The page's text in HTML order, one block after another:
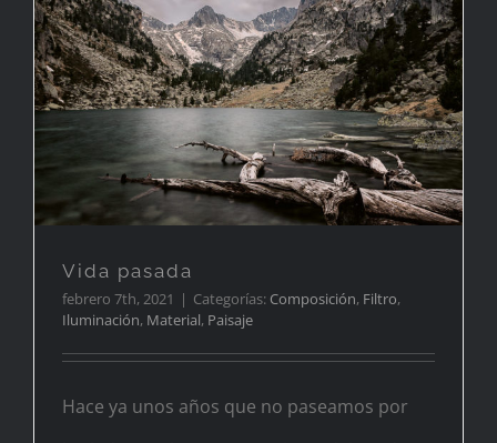
Vida pasada
Vida pasada
febrero 7th, 2021 | Categorías: Composición, Filtro,
Iluminación, Material, Paisaje
Hace ya unos años que no paseamos por